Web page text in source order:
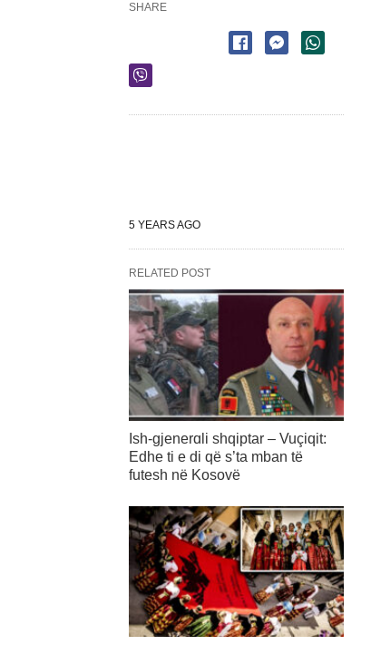
SHARE
5 YEARS AGO
RELATED POST
Ish-gjenerɑli shqiptar – Vuçiqit:
Edhe ti e di që s’ta mban të
futesh në Kosovë